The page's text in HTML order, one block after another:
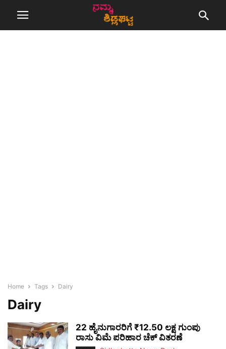
Home Tags Dairy
Dairy
22 ಹೈನುಗಾರರಿಗೆ ₹12.50 ಲಕ್ಷ ಗುಂಪು
ರಾಸು ವಿಮೆ ಪರಿಹಾರ ಚೆಕ್ ವಿತರಣೆ